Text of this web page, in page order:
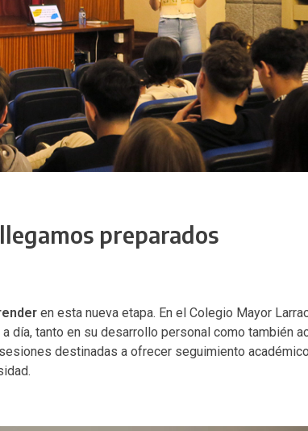
preparados
en esta nueva etapa. En el Colegio Mayor
tanto en su desarrollo personal como también
destinadas a ofrecer seguimiento